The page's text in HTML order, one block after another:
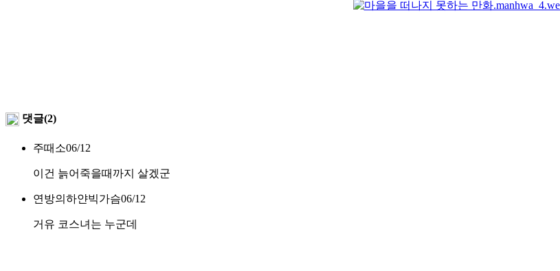
댓글(2)
주때소06/12
이건 늙어죽을때까지 살겠군
연방의하얀빅가슴06/12
거유 코스녀는 누군데